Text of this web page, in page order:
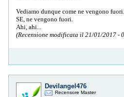
Vediamo dunque come ne vengono fuori.
SE, ne vengono fuori.
Ahi, ahi...
(Recensione modificata il 21/01/2017 -
Devilangel476
Recensore Master